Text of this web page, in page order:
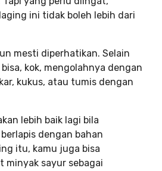
ini tidak boleh lebih dari
mesti diperhatikan. Selain
kok, mengolahnya dengan
kukus, atau tumis dengan
lebih baik lagi bila
dengan bahan
itu, kamu juga bisa
minyak sayur sebagai